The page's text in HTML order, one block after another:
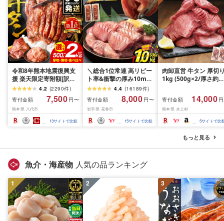
令和8年熊本地震復興支
援 楽天限定寄附額[訳あ
り]牛タン 500g〜2kg 肉
牛肉 訳あり 牛タン 冷凍
小分け 厚切り 薄切り 食
べ比べ 500g 1kg 1.5kg
2kg 牛 人気 ビーフ 牛た
ん ふるさと納税 ランキ
4.2 (2290件)
寄付金額
7,500 円〜
熊本県 八代市
13サイトで比較
＼総合1位常連 高リピー
ト率&衝撃の厚み10mm
厚切り牛タン 塩味/ ≪ス
ピード発送!!10営業日以
内発送≫ 選べる内容量
500g / 1kg 定期便 毎月
届く 牛肉 肉 BBQ ふるさ
と 人気 ランキング 岩手
4.4 (16189件)
寄付金額
8,000 円〜
岩手県 花巻市
15サイトで比較
肉卸直営 牛タン 厚切
1kg (500g×2/厚さ約
牛肉 焼肉 冷凍 スライ
業務用 バーベキュー
BBQ おつまみ ギフト
祝い お中元 夏ギフト
寄付金額 14,000
熊本県 水上村
5サイトで比
もっと見る
魚介・海産物 人気の品ランキング
1 2 3